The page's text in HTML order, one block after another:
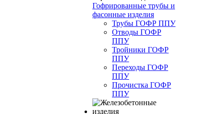
Гофрированные трубы и
фасонные изделия
Трубы ГОФР ППУ
Отводы ГОФР
ППУ
Тройники ГОФР
ППУ
Переходы ГОФР
ППУ
Прочистка ГОФР
ППУ